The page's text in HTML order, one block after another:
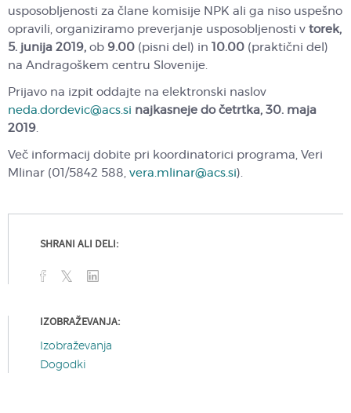
usposobljenosti za člane komisije NPK ali ga niso uspešno
opravili, organiziramo preverjanje usposobljenosti v torek,
5. junija 2019, ob 9.00 (pisni del) in 10.00 (praktični del)
na Andragoškem centru Slovenije.
Prijavo na izpit oddajte na elektronski naslov
neda.dordevic@acs.si najkasneje do četrtka, 30. maja
2019.
Več informacij dobite pri koordinatorici programa, Veri
Mlinar (01/5842 588, vera.mlinar@acs.si).
SHRANI ALI DELI:
IZOBRAŽEVANJA:
Izobraževanja
Dogodki